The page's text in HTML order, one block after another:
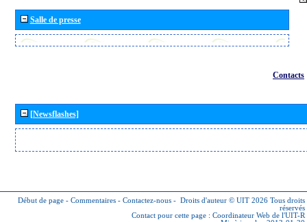
Salle de presse
Contacts
[Newsflashes]
Début de page - Commentaires - Contactez-nous - Droits d'auteur © UIT 2026 Tous droits
réservés
Contact pour cette page : Coordinateur Web de l'UIT-R